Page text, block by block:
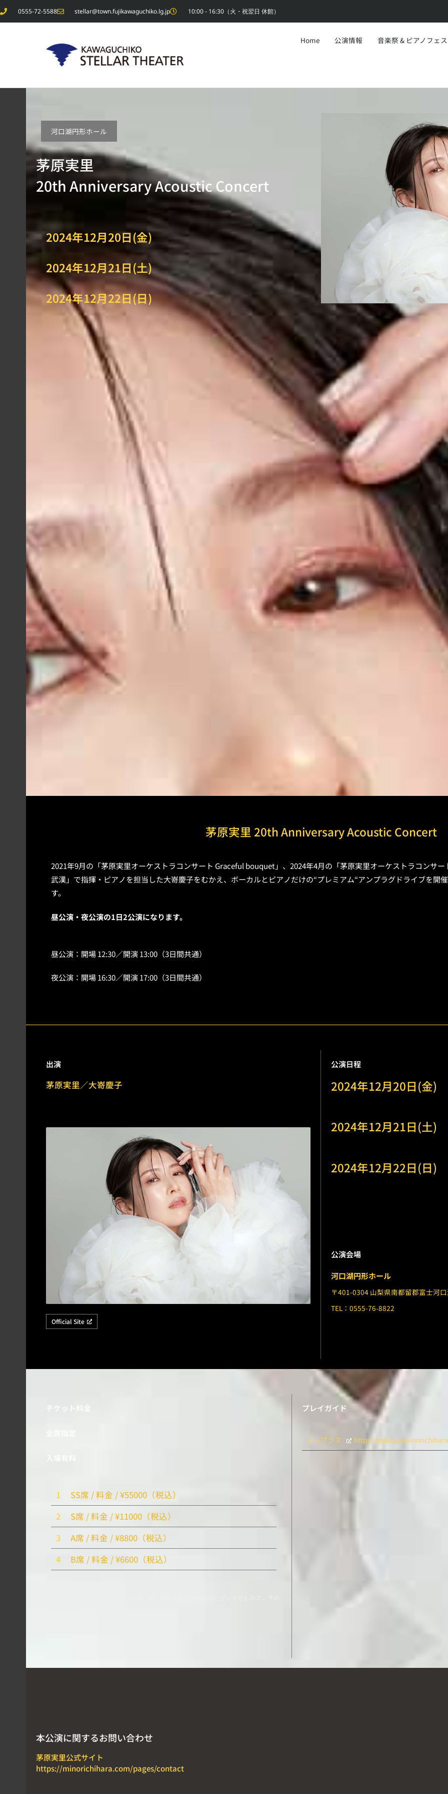
容
0555-72-5588 stellar@town.fujikawaguchiko.lg.jp 10:00 - 16:30（火・祝翌日 休館）
Home 公演情報 音楽祭 & ピアノフェ
河口湖円形ホール
茅原実里
20th Anniversary Acoustic Concert
2024年12月20日(金)
2024年12月21日(土)
2024年12月22日(日)
茅原実里 20th Anniversary Acoustic Concert
2021年9月の「茅原実里オーケストラコンサート Graceful bouquet」、2024年4月の「茅原実里オーケストラコンサー
武漢」で指揮・ピアノを担当した大嵜慶子をむかえ、ボーカルとピアノだけの“プレミアム“アンプラグドライブを開
す。
昼公演・夜公演の1日2公演になります。
昼公演：開場 12:30／開演 13:00（3日間共通）
夜公演：開場 16:30／開演 17:00（3日間共通）
出演
茅原実里／大嵜慶子
Official Site
公演日程
2024年12月20日(金)
2024年12月21日(土)
2024年12月22日(日)
公演会場
河口湖円形ホール
〒401-0304 山梨県南都留郡富士河
TEL：0555-76-8822
チケット料金
1
SS席 / 料金 / ¥55000（税込）
2
S席 / 料金 / ¥11000（税込）
3
A席 / 料金 / ¥8800（税込）
4
B席 / 料金 / ¥6600（税込）
プレイガイド
イープラス https://eplus.jp/
本公演に関するお問い合わせ
茅原実里公式サイト
https://minorichihara.com/pages/contact